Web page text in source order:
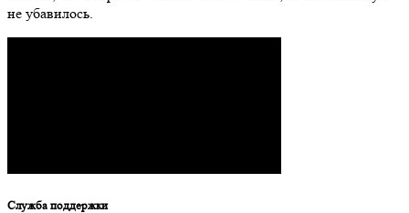
не убавилось.
Служба поддержки